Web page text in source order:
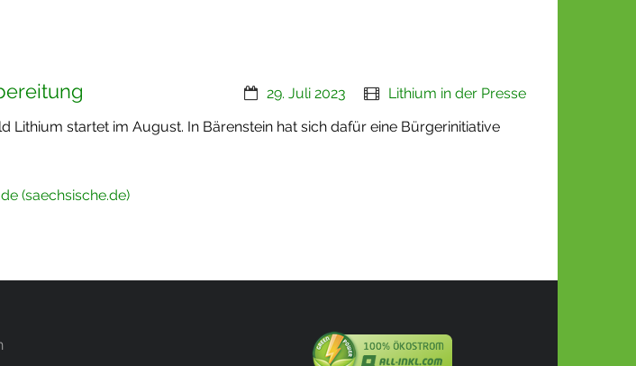
29. Juli 2023
Lithium in der Presse
startet im August. In Bärenstein hat sich dafür eine Bürgerinitiative
(saechsische.de)